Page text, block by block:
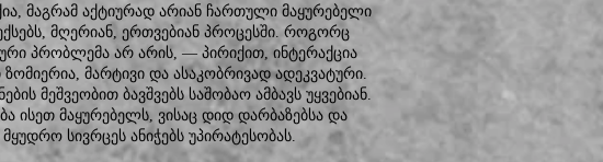
მაგრამ აქტიურად არიან ჩართული მაყურებელი
მღერიან, ერთვებიან პროცესში. როგორც
პრობლემა არ არის, — პირიქით, ინტერაქცია
მარტივი და ასაკობრივად ადეკვატური.
მეშვეობით ბავშვებს საშობაო ამბავს უყვებიან.
ისეთ მაყურებელს, ვისაც დიდ დარბაზებსა და
სივრცეს ანიჭებს უპირატესობას.